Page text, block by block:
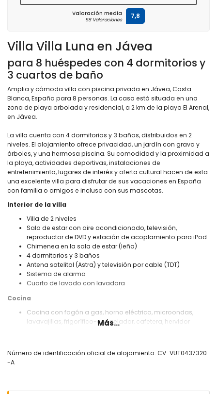
Villa Villa Luna en Jávea
para 8 huéspedes con 4 dormitorios y
3 cuartos de baño
Amplia y cómoda villa con piscina privada en Jávea, Costa
Blanca, España para 8 personas. La casa está situada en una
zona de playa arbolada y residencial, a 2 km de la playa El Arenal,
en Jávea.
La villa cuenta con 4 dormitorios y 3 baños, distribuidos en 2
niveles. El alojamiento ofrece privacidad, un jardín con grava y
árboles, y una hermosa piscina. Su comodidad y la proximidad a
la playa, actividades deportivas, instalaciones de
entretenimiento, lugares de interés y oferta cultural hacen de esta
una excelente villa para disfrutar de sus vacaciones en España
con familia o amigos e incluso con sus mascotas.
Interior de la villa
Villa de 2 niveles
Sala de estar con aire acondicionado, televisión,
reproductor de DVD y estación de acoplamiento para iPod
Chimenea en la sala de estar (leña)
4 dormitorios y 3 baños
Antena satelital (Astra) y televisión por cable (TDT)
Sistema de alarma
Cuarto de lavado con lavadora
Cocina
Cocina con fogón a gas, horno eléctrico, microondas,
lavavajillas, frigorífico-congelador, cafetera, hervidor
Más...
Número de identificación oficial de alojamiento: CV-VUT0437320
-A
Valoración media
58 Valoraciones 7,8